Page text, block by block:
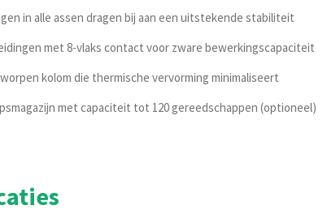
in alle assen dragen bij aan een uitstekende stabiliteit
met 8-vlaks contact voor zware bewerkingscapaciteit
kolom die thermische vervorming minimaliseert
met capaciteit tot 120 gereedschappen (optioneel)